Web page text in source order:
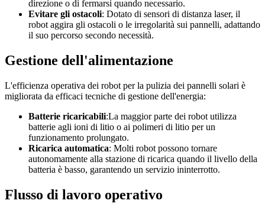
direzione o di fermarsi quando necessario.
Evitare gli ostacoli: Dotato di sensori di distanza laser, il
robot aggira gli ostacoli o le irregolarità sui pannelli, adattando
il suo percorso secondo necessità.
Gestione dell'alimentazione
L'efficienza operativa dei robot per la pulizia dei pannelli solari è
migliorata da efficaci tecniche di gestione dell'energia:
Batterie ricaricabili:La maggior parte dei robot utilizza
batterie agli ioni di litio o ai polimeri di litio per un
funzionamento prolungato.
Ricarica automatica: Molti robot possono tornare
autonomamente alla stazione di ricarica quando il livello della
batteria è basso, garantendo un servizio ininterrotto.
Flusso di lavoro operativo